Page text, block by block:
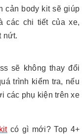
cản body kit sẽ giúp
các chi tiết của xe,
nứt.
sẽ không thay đổi
trình kiểm tra, nếu
các phụ kiện trên xe
có gì mới? Top 4+